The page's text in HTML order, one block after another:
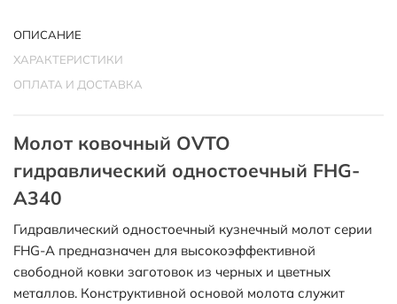
ОПИСАНИЕ
ХАРАКТЕРИСТИКИ
ОПЛАТА И ДОСТАВКА
Молот ковочный OVTO
гидравлический одностоечный FHG-
A340
Гидравлический одностоечный кузнечный молот серии
FHG-A предназначен для высокоэффективной
свободной ковки заготовок из черных и цветных
металлов. Конструктивной основой молота служит